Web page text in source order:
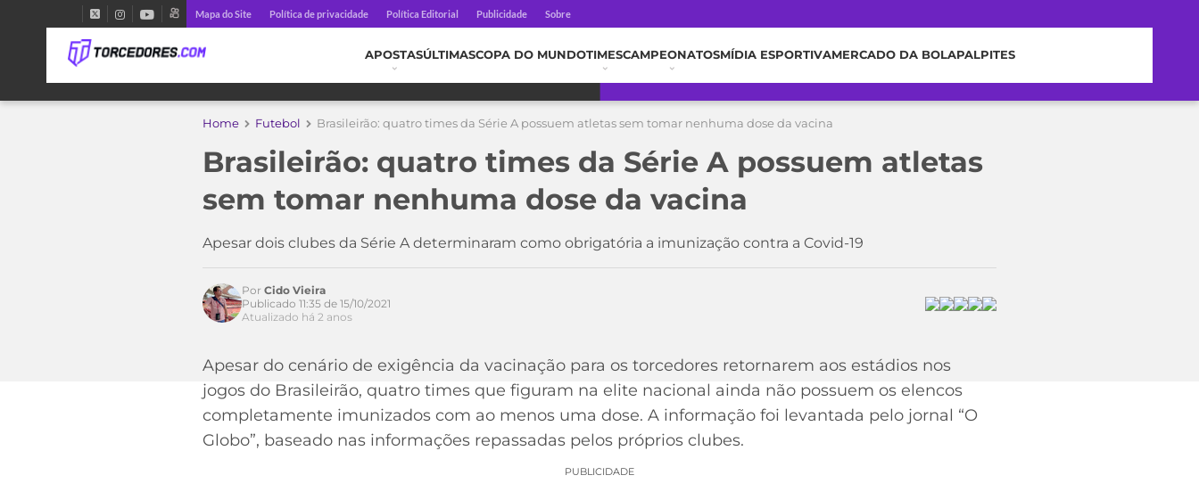
Mapa do Site Política de privacidade Política Editorial Publicidade Sobre
APOSTASÚLTIMASCOPA DO MUNDOTIMESCAMPEONATOSMÍDIA ESPORTIVAMERCADO DA BOLAPALPITES
Home Futebol Brasileirão: quatro times da Série A possuem atletas sem tomar nenhuma dose da vacina
Brasileirão: quatro times da Série A possuem atletas
sem tomar nenhuma dose da vacina
Apesar dois clubes da Série A determinaram como obrigatória a imunização contra a Covid-19
Acesse o perfil do autor
Por Cido Vieira
Publicado 11:35 de 15/10/2021
Atualizado há 2 anos
Apesar do cenário de exigência da vacinação para os torcedores retornarem aos estádios nos
jogos do Brasileirão, quatro times que figuram na elite nacional ainda não possuem os elencos
completamente imunizados com ao menos uma dose. A informação foi levantada pelo jornal “O
Globo”, baseado nas informações repassadas pelos próprios clubes.
PUBLICIDADE